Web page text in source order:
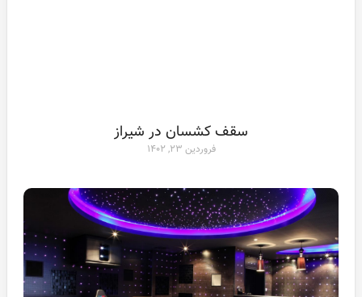
سقف کشسان در شیراز
فروردین ۲۳, ۱۴۰۲